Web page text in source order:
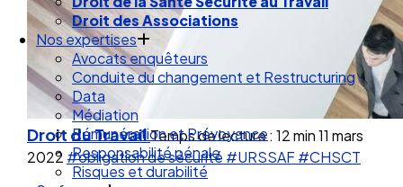
Droit des Associations
Nos expertises
Avocats enquêteurs
Conduite du changement et Restructuring
Data
Médiation
Rémunération et Prévoyance
Responsabilité pénale
Risques et durabilité
Droit du TravailTemps de lecture : 12 min11 mars
2022 #obligation de sécurité #URSSAF#CHSCT